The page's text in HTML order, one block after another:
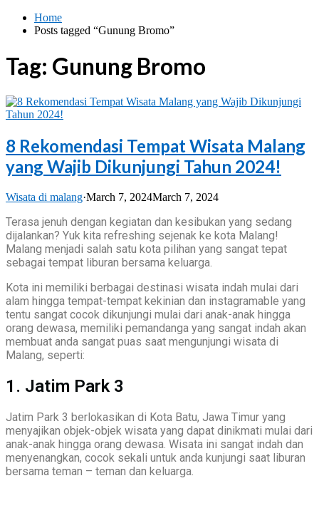
Skip
Home
Posts tagged “Gunung Bromo”
Tag: Gunung Bromo
8 Rekomendasi Tempat Wisata Malang
yang Wajib Dikunjungi Tahun 2024!
Wisata di malang·March 7, 2024March 7, 2024
Terasa jenuh dengan kegiatan dan kesibukan yang sedang
dijalankan? Yuk kita refreshing sejenak ke kota Malang!
Malang menjadi salah satu kota pilihan yang sangat tepat
sebagai tempat liburan bersama keluarga.
Kota ini memiliki berbagai destinasi wisata indah mulai dari
alam hingga tempat-tempat kekinian dan instagramable yang
tentu sangat cocok dikunjungi mulai dari anak-anak hingga
orang dewasa, memiliki pemandanga yang sangat indah akan
membuat anda sangat puas saat mengunjungi wisata di
Malang, seperti:
1. Jatim Park 3
Jatim Park 3 berlokasikan di Kota Batu, Jawa Timur yang
menyajikan objek-objek wisata yang dapat dinikmati mulai dari
anak-anak hingga orang dewasa. Wisata ini sangat indah dan
menyenangkan, cocok sekali untuk anda kunjungi saat liburan
bersama teman – teman dan keluarga.